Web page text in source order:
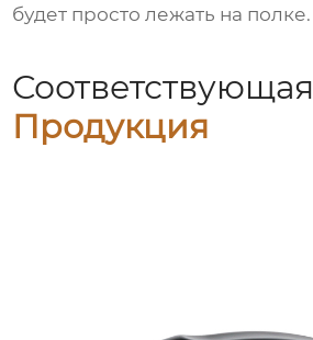
будет просто лежать на полке.
Соответствующая
Продукция